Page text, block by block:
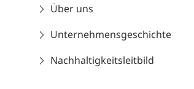
Über uns
Unternehmensgeschichte
Nachhaltigkeitsleitbild